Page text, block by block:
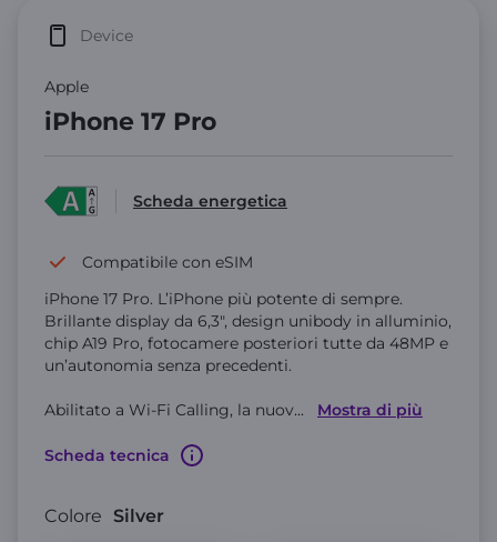
Apple
iPhone 17 Pro
Device
Scheda energetica
Compatibile con eSIM
iPhone 17 Pro. L’iPhone più potente di sempre.
Brillante display da 6,3", design unibody in alluminio,
chip A19 Pro, fotocamere posteriori tutte da 48MP e
un’autonomia senza precedenti.
Abilitato a Wi-Fi Calling, la nuov... Mostra di più
Scheda tecnica
Colore Silver